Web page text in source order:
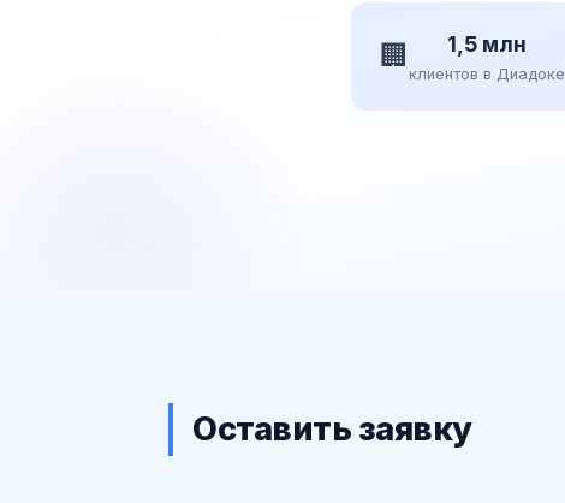
🏢 1,5 млн
клиентов в Диадоке
Оставить заявку